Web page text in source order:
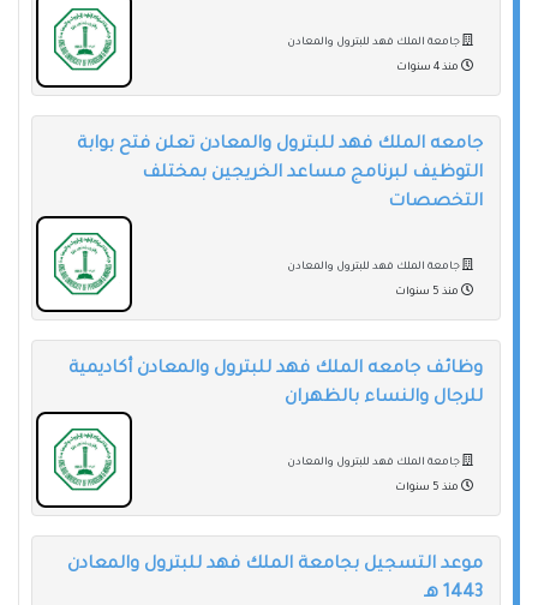
جامعة الملك فهد للبترول والمعادن
منذ 4 سنوات
جامعه الملك فهد للبترول والمعادن تعلن فتح بوابة
التوظيف لبرنامج مساعد الخريجين بمختلف
التخصصات
جامعة الملك فهد للبترول والمعادن
منذ 5 سنوات
وظائف جامعه الملك فهد للبترول والمعادن أكاديمية
للرجال والنساء بالظهران
جامعة الملك فهد للبترول والمعادن
منذ 5 سنوات
موعد التسجيل بجامعة الملك فهد للبترول والمعادن
1443 هـ